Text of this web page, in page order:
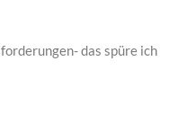
das spüre ich